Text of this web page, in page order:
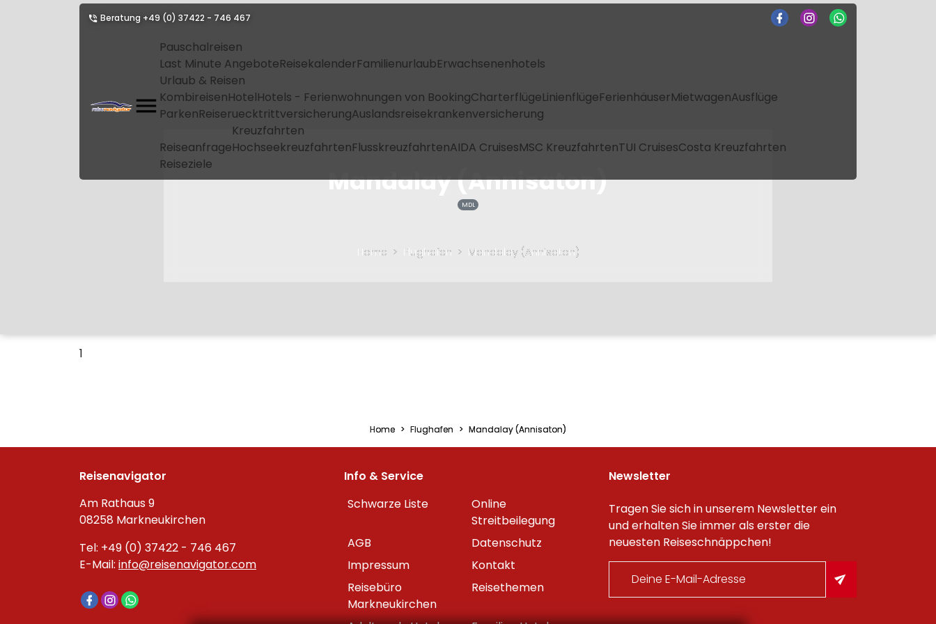
Beratung +49 (0) 37422 - 746 467
Pauschalreisen
Last Minute AngeboteReisekalenderFamilienurlaubErwachsenenhotels
Urlaub & Reisen
KombireisenHotelHotels - Ferienwohnungen von BookingCharterflügeLinienflügeFerienhäuserMietwagenAusflüge
ParkenReiseruecktrittversicherungAuslandsreisekrankenversicherung
Reiseanfrage
Kreuzfahrten
HochseekreuzfahrtenFlusskreuzfahrtenAIDA CruisesMSC KreuzfahrtenTUI CruisesCosta Kreuzfahrten
Reiseziele
Mandalay (Annisaton)
MDL
Home Flughafen Mandalay (Annisaton)
1
Home Flughafen Mandalay (Annisaton)
Reisenavigator
Am Rathaus 9
08258 Markneukirchen
Tel: +49 (0) 37422 - 746 467
E-Mail: info@reisenavigator.com
Info & Service
Schwarze Liste
Online
Streitbeilegung
AGB
Datenschutz
Impressum
Kontakt
Reisebüro
Markneukirchen
Reisethemen
Newsletter
Tragen Sie sich in unserem Newsletter ein
und erhalten Sie immer als erster die
neuesten Reiseschnäppchen!